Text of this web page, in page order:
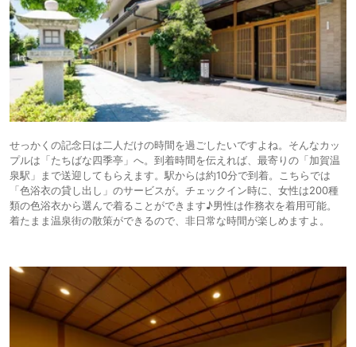
せっかくの記念日は二人だけの時間を過ごしたいですよね。そんなカッ
プルは「たちばな四季亭」へ。到着時間を伝えれば、最寄りの「加賀温
泉駅」まで送迎してもらえます。駅からは約10分で到着。こちらでは
「色浴衣の貸し出し」のサービスが。チェックイン時に、女性は200種
類の色浴衣から選んで着ることができます♪男性は作務衣を着用可能。
着たまま温泉街の散策ができるので、非日常な時間が楽しめますよ。